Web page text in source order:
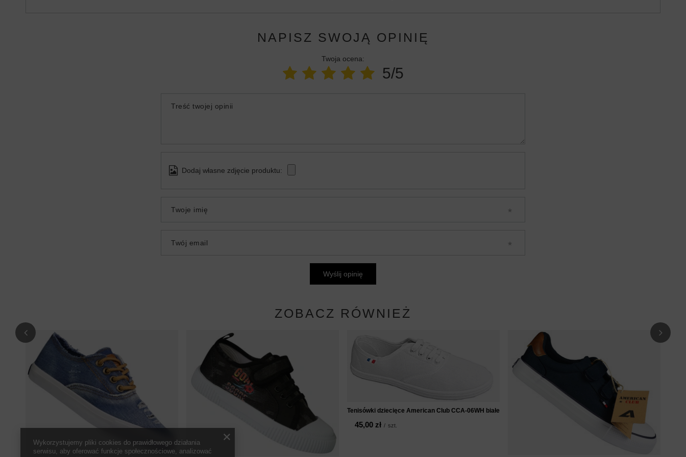
NAPISZ SWOJĄ OPINIĘ
Twoja ocena:
5/5
Treść twojej opinii
Dodaj własne zdjęcie produktu:
Twoje imię
Twój email
Wyślij opinię
ZOBACZ RÓWNIEŻ
Tenisówki dziecięce American Club CCA-06WH białe
45,00 zł / szt.
Wykorzystujemy pliki cookies do prawidłowego działania
serwisu, aby oferować funkcje społecznościowe, analizować